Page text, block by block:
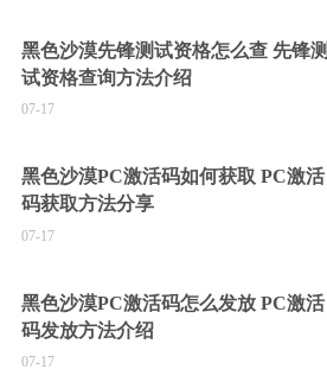
黑色沙漠先锋测试资格怎么查 先锋测
试资格查询方法介绍
07-17
黑色沙漠PC激活码如何获取 PC激活
码获取方法分享
07-17
黑色沙漠PC激活码怎么发放 PC激活
码发放方法介绍
07-17